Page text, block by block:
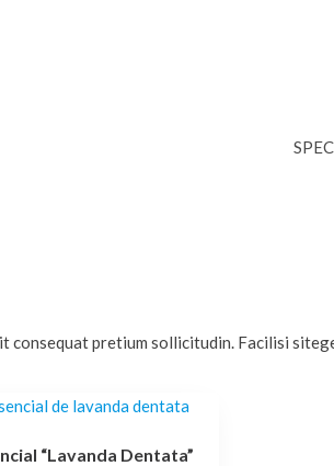
consequat pretium sollicitudin. Facilisi
“Lavanda Dentata”